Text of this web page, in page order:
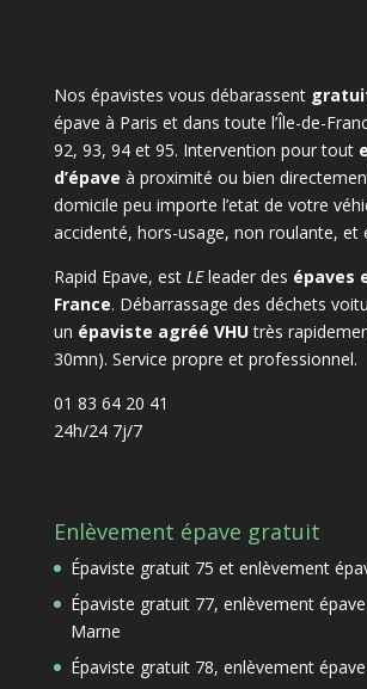
Nos épavistes vous débarassent
épave à Paris et dans toute l’Île-de-
92, 93, 94 et 95. Intervention pour tout
d’épave à proximité ou bien
domicile peu importe l’etat de votre
accidenté, hors-usage, non roulante, et
Rapid Epave, est LEleader des épaves
France. Débarrassage des déchets
un épaviste agréé VHUtrès
30mn). Service propre et professionnel.
01 83 64 20 41
24h/24 7j/7
Enlèvement épave gratuit
Épaviste gratuit 75 et enlèvement
Épaviste gratuit 77, enlèvement
Marne
Épaviste gratuit 78, enlèvement